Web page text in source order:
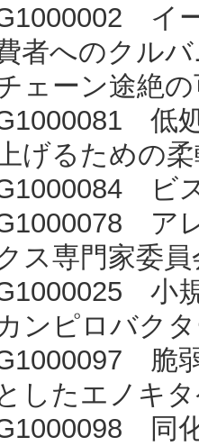
イ
者へのクル
ェーン途絶
低
げるための
ビ
G1000078 ア
ス専門家委
小
ンピロバク
脆
したエノキ
同